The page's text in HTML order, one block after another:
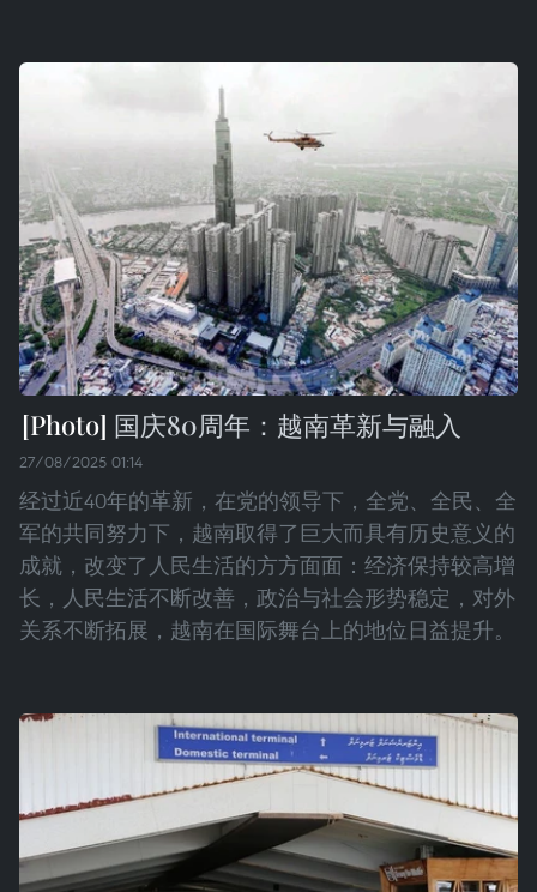
国庆80周年：越南革新与融入
27/08/2025 01:14
经过近40年的革新，在党的领导下，全党、全民、全
军的共同努力下，越南取得了巨大而具有历史意义的
成就，改变了人民生活的方方面面：经济保持较高增
长，人民生活不断改善，政治与社会形势稳定，对外
关系不断拓展，越南在国际舞台上的地位日益提升。